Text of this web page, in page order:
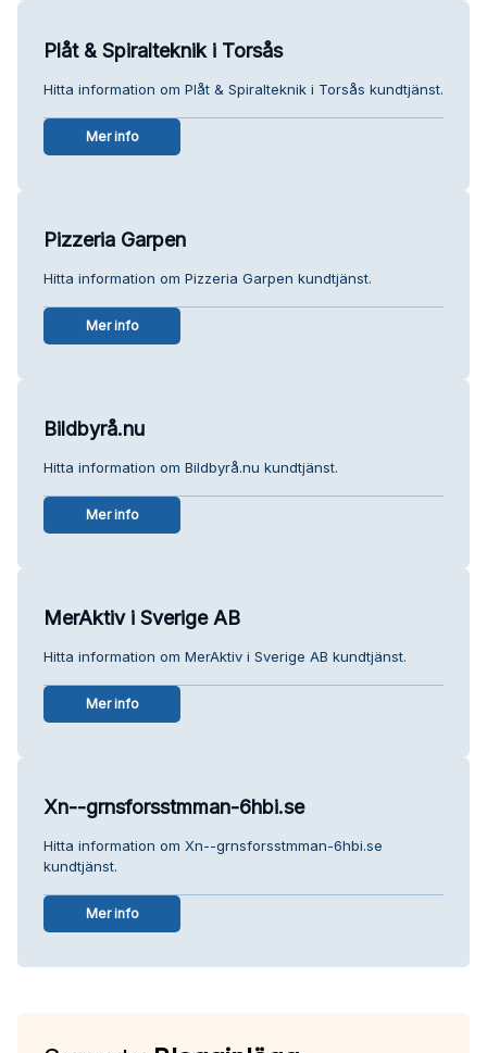
Plåt & Spiralteknik i Torsås
Hitta information om Plåt & Spiralteknik i Torsås kundtjänst.
Mer info
Pizzeria Garpen
Hitta information om Pizzeria Garpen kundtjänst.
Mer info
Bildbyrå.nu
Hitta information om Bildbyrå.nu kundtjänst.
Mer info
MerAktiv i Sverige AB
Hitta information om MerAktiv i Sverige AB kundtjänst.
Mer info
Xn--grnsforsstmman-6hbi.se
Hitta information om Xn--grnsforsstmman-6hbi.se
kundtjänst.
Mer info